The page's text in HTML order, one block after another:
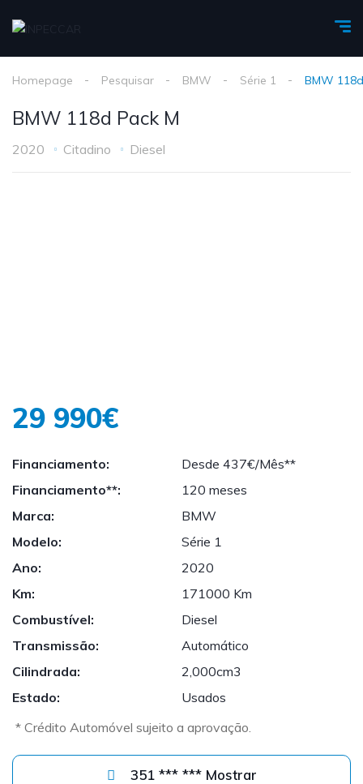
Homepage Pesquisar BMW Série 1 BMW
BMW 118d Pack M
2020 Citadino Diesel
29 990€
Financiamento:
Desde 437€/Mês**
Financiamento**:
120 meses
Marca:
BMW
Modelo:
Série 1
Ano:
2020
Km:
171000 Km
Combustível:
Diesel
Transmissão:
Automático
Cilindrada:
2,000cm3
Estado:
Usados
* Crédito Automóvel sujeito a aprovação.
351 *** *** Mostrar